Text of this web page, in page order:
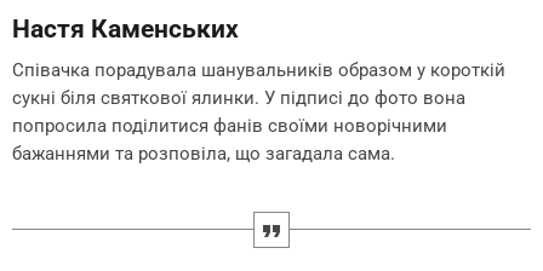
Настя Каменських
Співачка порадувала шанувальників образом у короткій
сукні біля святкової ялинки. У підписі до фото вона
попросила поділитися фанів своїми новорічними
бажаннями та розповіла, що загадала сама.